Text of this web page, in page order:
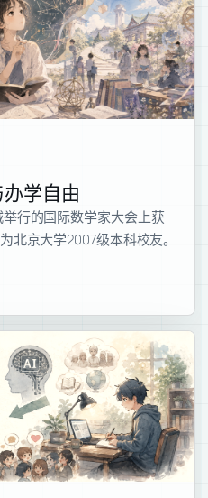
学自由
行的国际数学家大会上获
北京大学2007级本科校友。